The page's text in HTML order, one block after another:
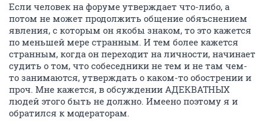
Если человек на форуме утверждает что-либо, а
потом не может продолжить общение обяъснением
явления, с которым он якобы знаком, то это кажется
по меньшей мере странным. И тем более кажется
странным, когда он переходит на личности, начинает
судить о том, что собеседники не тем и не там чем-
то занимаются, утверждать о каком-то обострении и
проч. Мне кажется, в обсуждении АДЕКВАТНЫХ
людей этого быть не должно. Имеено поэтому я и
обратился к модераторам.